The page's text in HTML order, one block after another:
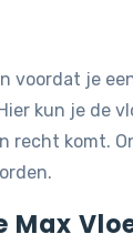
voordat je
kun je de
komt.
Max